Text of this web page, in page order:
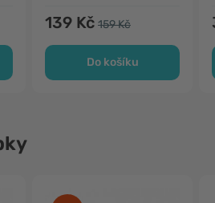
139 Kč 159 Kč
Do košíku